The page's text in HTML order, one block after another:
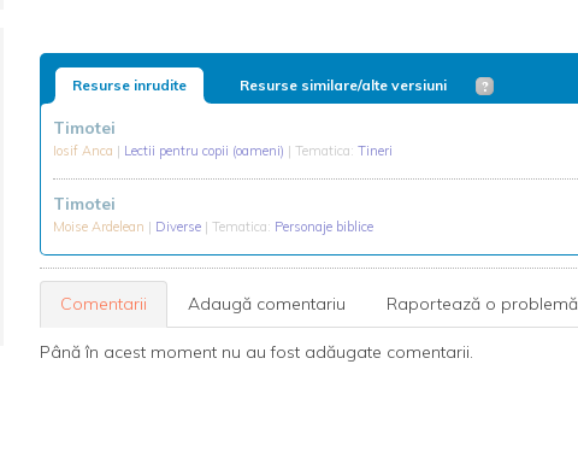
Resurse inrudite Resurse similare/alte versiuni
Timotei
Iosif Anca | Lectii pentru copii (oameni) | Tematica: Tineri
Timotei
Moise Ardelean | Diverse | Tematica: Personaje biblice
Comentarii Adaugă comentariu Raportează o problemă
Până în acest moment nu au fost adăugate comentarii.